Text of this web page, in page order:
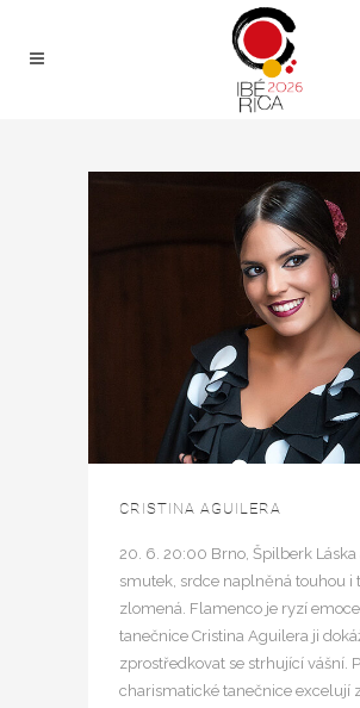
CRISTINA AGUILERA
20. 6. 20:00 Brno, Špilberk Láska
smutek, srdce naplněná touhou i
zlomená. Flamenco je ryzí
tanečnice Cristina Aguilera ji
zprostředkovat se strhující vášní.
charismatické tanečnice excelují